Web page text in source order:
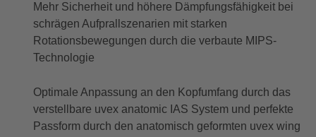
Mehr Sicherheit und höhere Dämpfungsfähigkeit bei
schrägen Aufprallszenarien mit starken
Rotationsbewegungen durch die verbaute MIPS-
Technologie
Optimale Anpassung an den Kopfumfang durch das
verstellbare uvex anatomic IAS System und perfekte
Passform durch den anatomisch geformten uvex wing